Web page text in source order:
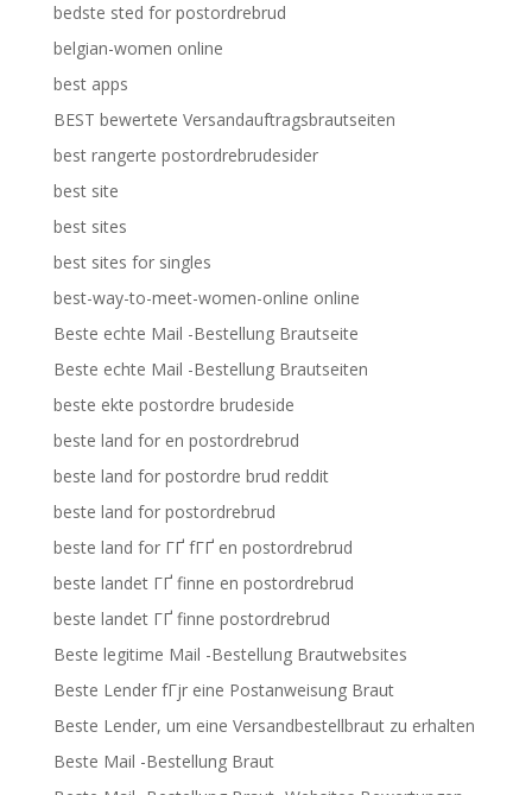
bedste sted for postordrebrud
belgian-women online
best apps
BEST bewertete Versandauftragsbrautseiten
best rangerte postordrebrudesider
best site
best sites
best sites for singles
best-way-to-meet-women-online online
Beste echte Mail -Bestellung Brautseite
Beste echte Mail -Bestellung Brautseiten
beste ekte postordre brudeside
beste land for en postordrebrud
beste land for postordre brud reddit
beste land for postordrebrud
beste land for ГҐ fГҐ en postordrebrud
beste landet ГҐ finne en postordrebrud
beste landet ГҐ finne postordrebrud
Beste legitime Mail -Bestellung Brautwebsites
Beste Lender fГјr eine Postanweisung Braut
Beste Lender, um eine Versandbestellbraut zu erhalten
Beste Mail -Bestellung Braut